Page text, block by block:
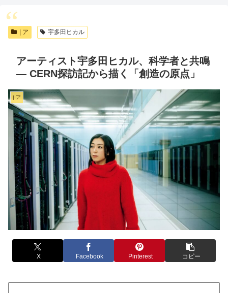
| ア 宇多田ヒカル
アーティスト宇多田ヒカル、科学者と共鳴
— CERN探訪記から描く「創造の原点」
| ア
X Facebook Pinterest コピー